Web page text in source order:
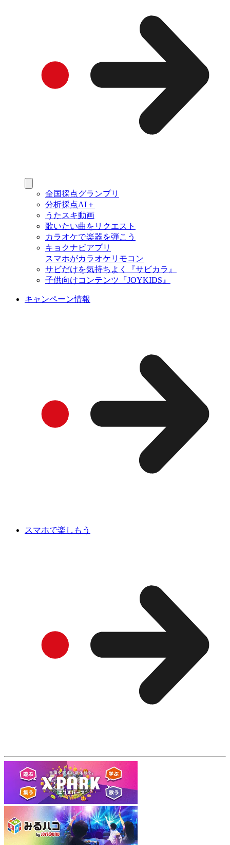
全国採点グランプリ
分析採点AI＋
うたスキ動画
歌いたい曲をリクエスト
カラオケで楽器を弾こう
キョクナビアプリ
スマホがカラオケリモコン
サビだけを気持ちよく『サビカラ』
子供向けコンテンツ『JOYKIDS』
キャンペーン情報
スマホで楽しもう